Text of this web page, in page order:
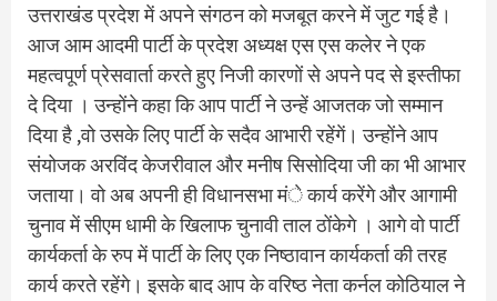
उत्तराखंड प्रदेश में अपने संगठन को मजबूत करने में जुट गई है।
आज आम आदमी पार्टी के प्रदेश अध्यक्ष एस एस कलेर ने एक
महत्वपूर्ण प्रेसवार्ता करते हुए निजी कारणों से अपने पद से इस्तीफा
दे दिया । उन्होंने कहा कि आप पार्टी ने उन्हें आजतक जो सम्मान
दिया है ,वो उसके लिए पार्टी के सदैव आभारी रहेंगें। उन्होंने आप
संयोजक अरविंद केजरीवाल और मनीष सिसोदिया जी का भी आभार
जताया। वो अब अपनी ही विधानसभा मंे कार्य करेंगे और आगामी
चुनाव में सीएम धामी के खिलाफ चुनावी ताल ठोंकेगे । आगे वो पार्टी
कार्यकर्ता के रुप में पार्टी के लिए एक निष्ठावान कार्यकर्ता की तरह
कार्य करते रहेंगे। इसके बाद आप के वरिष्ठ नेता कर्नल कोठियाल ने